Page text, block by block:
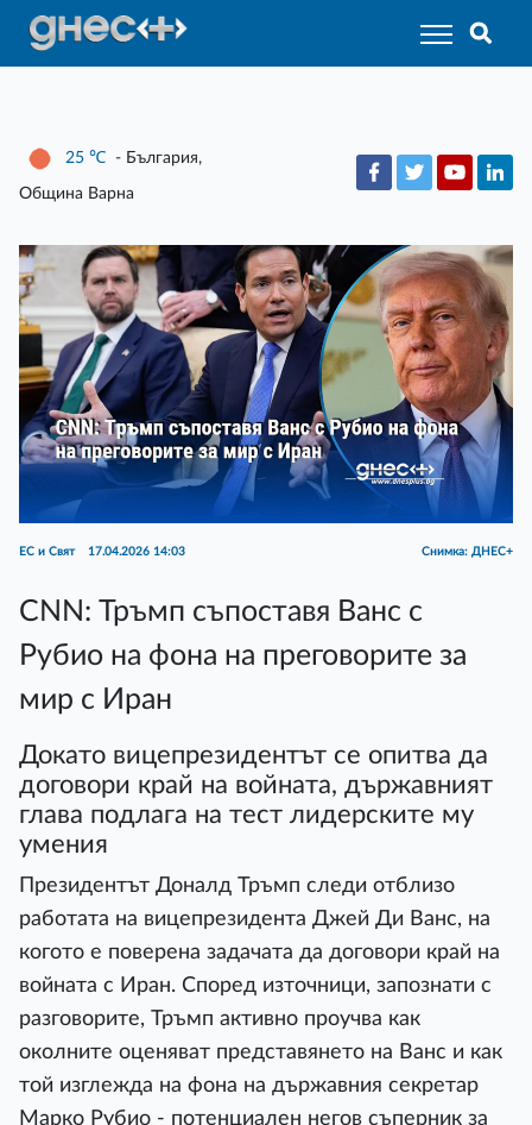
25 ℃ - България,
Община Варна
ЕС и Свят 17.04.2026 14:03 Снимка: ДНЕС+
CNN: Тръмп съпоставя Ванс с
Рубио на фона на преговорите за
мир с Иран
Докато вицепрезидентът се опитва да
договори край на войната, държавният
глава подлага на тест лидерските му
умения
Президентът Доналд Тръмп следи отблизо
работата на вицепрезидента Джей Ди Ванс, на
когото е поверена задачата да договори край на
войната с Иран. Според източници, запознати с
разговорите, Тръмп активно проучва как
околните оценяват представянето на Ванс и как
той изглежда на фона на държавния секретар
Марко Рубио - потенциален негов съперник за